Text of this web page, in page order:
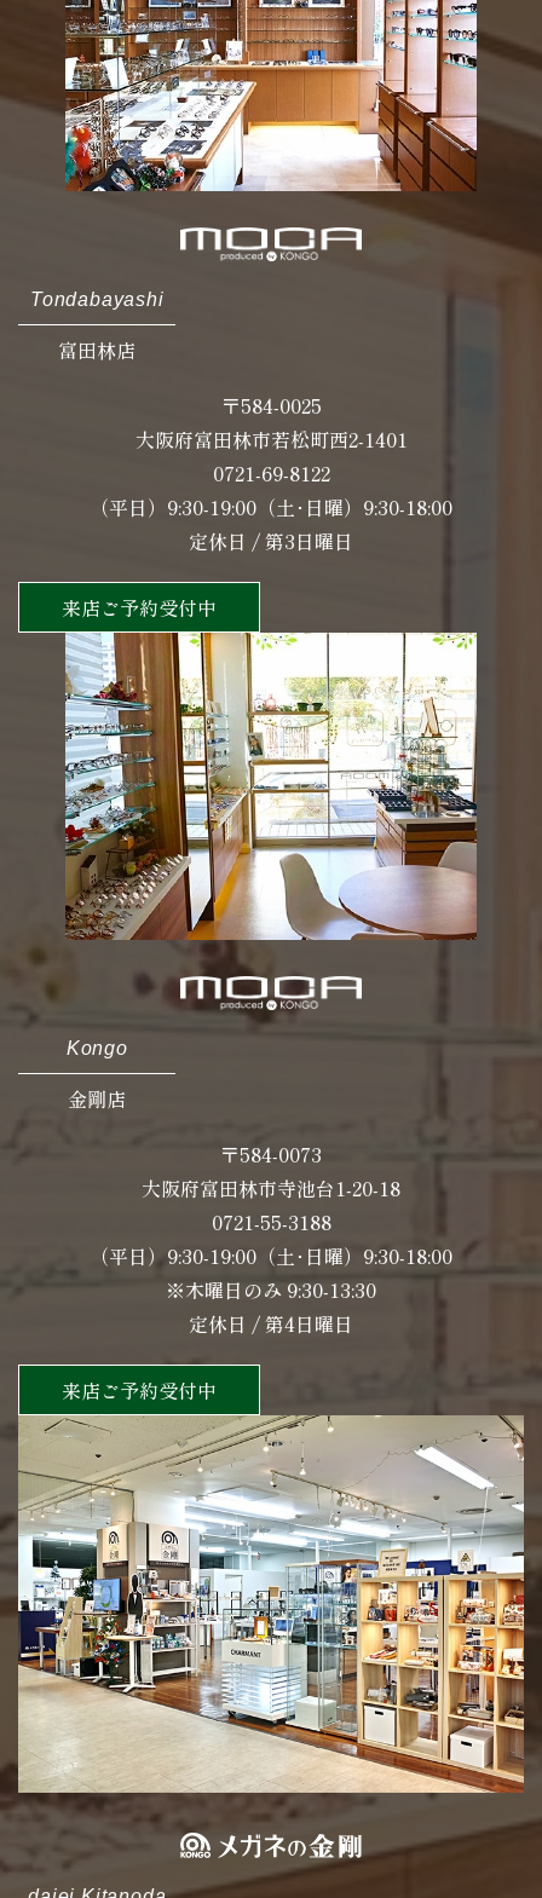
Tondabayashi
富田林店
〒584-0025
大阪府富田林市若松町西2-1401
0721-69-8122
（平日）9:30-19:00（土･日曜）9:30-18:00
定休日 / 第3日曜日
来店ご予約受付中
Kongo
金剛店
〒584-0073
大阪府富田林市寺池台1-20-18
0721-55-3188
（平日）9:30-19:00（土･日曜）9:30-18:00
※木曜日のみ 9:30-13:30
定休日 / 第4日曜日
来店ご予約受付中